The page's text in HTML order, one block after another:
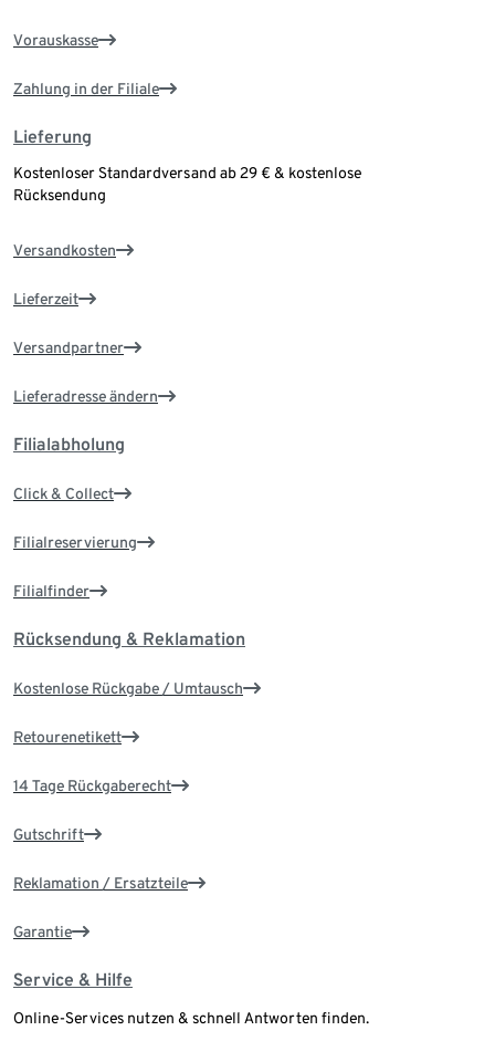
Vorauskasse
Zahlung in der Filiale
Lieferung
Kostenloser Standardversand ab 29 € & kostenlose
Rücksendung
Versandkosten
Lieferzeit
Versandpartner
Lieferadresse ändern
Filialabholung
Click & Collect
Filialreservierung
Filialfinder
Rücksendung & Reklamation
Kostenlose Rückgabe / Umtausch
Retourenetikett
14 Tage Rückgaberecht
Gutschrift
Reklamation / Ersatzteile
Garantie
Service & Hilfe
Online-Services nutzen & schnell Antworten finden.